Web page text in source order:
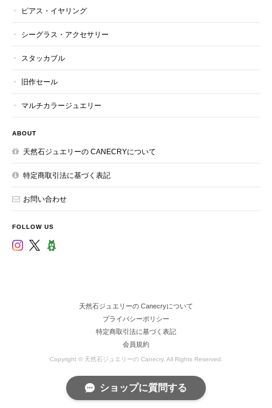
ピアス・イヤリング
シーグラス・アクセサリー
スタッカブル
旧作セール
マルチカラージュエリー
ABOUT
天然石ジュエリーの CANECRYについて
特定商取引法に基づく表記
お問い合わせ
FOLLOW US
天然石ジュエリーの Canecryについて
プライバシーポリシー
特定商取引法に基づく表記
会員規約
Copyright © 天然石ジュエリーの Canecry. All Rights Reserved.
ショップに質問する